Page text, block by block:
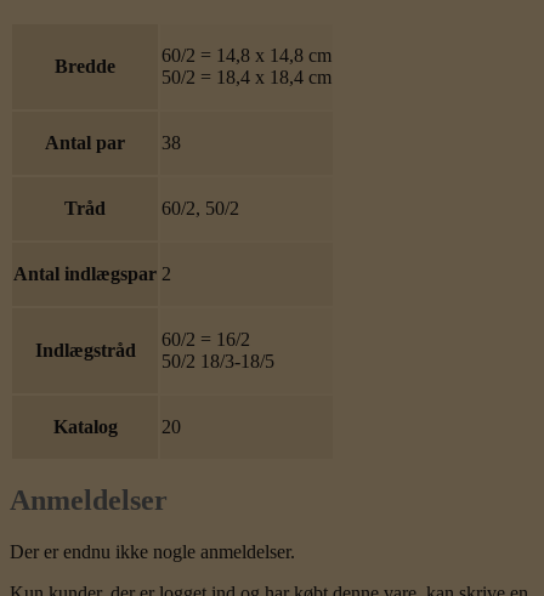
Bredde
60/2 = 14,8 x 14,8 cm
50/2 = 18,4 x 18,4 cm
Antal par 38
Tråd 60/2, 50/2
Antal indlægspar 2
Indlægstråd
60/2 = 16/2
50/2 18/3-18/5
Katalog 20
Anmeldelser
Der er endnu ikke nogle anmeldelser.